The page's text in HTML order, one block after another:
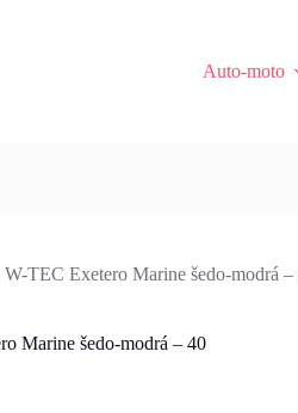
Auto-moto
TEC Exetero Marine šedo-modrá –
Marine šedo-modrá – 40